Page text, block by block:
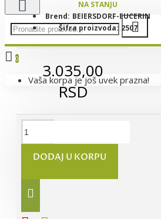
0
Vaša korpa je još uvek prazna!
3.035,00
RSD
NA STANJU
Brend: BEIERSDORF-EUCERIN
Šifra proizvoda: 2507
DODAJ U KORPU
Napomena:Nastojimo da
budemo što precizniji u opisu
garantujemo da su svi opisi